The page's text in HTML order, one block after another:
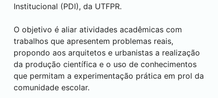
Institucional (PDI), da UTFPR.
O objetivo é aliar atividades acadêmicas com
trabalhos que apresentem problemas reais,
propondo aos arquitetos e urbanistas a realização
da produção científica e o uso de conhecimentos
que permitam a experimentação prática em prol da
comunidade escolar.